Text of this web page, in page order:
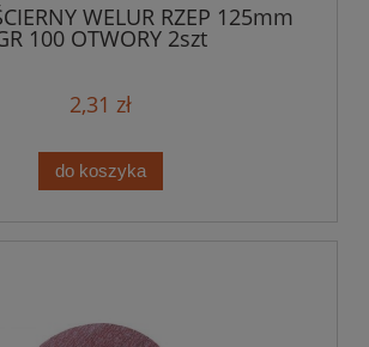
WELUR RZEP 125mm
100 OTWORY 2szt
2,31 zł
do koszyka